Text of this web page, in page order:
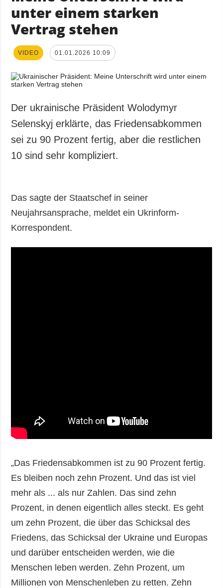
unter einem starken
Vertrag stehen
VIDEO 01.01.2026 10:09
Der ukrainische Präsident Wolodymyr
Selenskyj erklärte, das Friedensabkommen
sei zu 90 Prozent fertig, aber die restlichen
10 sind sehr kompliziert.
Das sagte der Staatschef in seiner
Neujahrsansprache, meldet ein Ukrinform-
Korrespondent.
„Das Friedensabkommen ist zu 90 Prozent fertig.
Es bleiben noch zehn Prozent. Und das ist viel
mehr als ... als nur Zahlen. Das sind zehn
Prozent, in denen eigentlich alles steckt. Es geht
um zehn Prozent, die über das Schicksal des
Friedens, das Schicksal der Ukraine und Europas
und darüber entscheiden werden, wie die
Menschen leben werden. Zehn Prozent, um
Millionen von Menschenleben zu retten. Zehn